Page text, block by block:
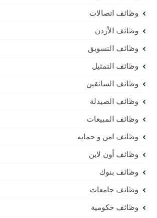
وظائف اتصالات
وظائف الأردن
وظائف التسويق
وظائف التمثيل
وظائف السائقين
وظائف الصيدلة
وظائف المبيعات
وظائف امن و حمايه
وظائف أون لاين
وظائف بنوك
وظائف جامعات
وظائف حكومية